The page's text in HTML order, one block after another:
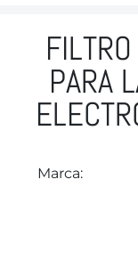
PARA
Marca: